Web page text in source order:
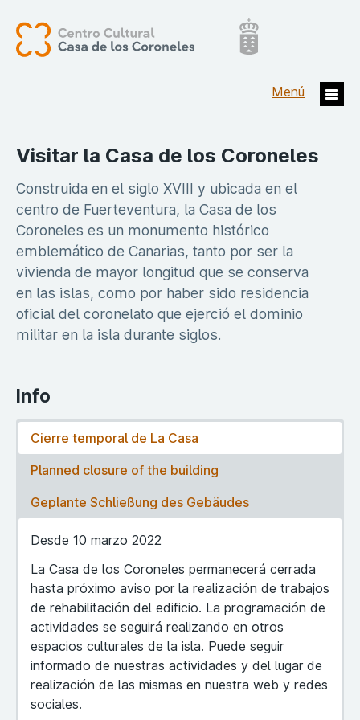
Visitar la Casa de los Coroneles
Construida en el siglo XVIII y ubicada en el
centro de Fuerteventura, la Casa de los
Coroneles es un monumento histórico
emblemático de Canarias, tanto por ser la
vivienda de mayor longitud que se conserva
en las islas, como por haber sido residencia
oficial del coronelato que ejerció el dominio
militar en la isla durante siglos.
Info
Cierre temporal de La Casa
Planned closure of the building
Geplante Schließung des Gebäudes
Desde 10 marzo 2022
La Casa de los Coroneles permanecerá cerrada
hasta próximo aviso por la realización de trabajos
de rehabilitación del edificio. La programación de
actividades se seguirá realizando en otros
espacios culturales de la isla. Puede seguir
informado de nuestras actividades y del lugar de
realización de las mismas en nuestra web y redes
sociales.